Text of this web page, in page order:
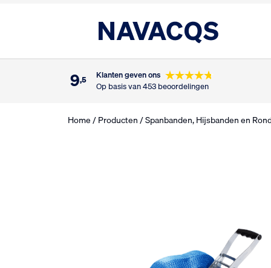
9,5
Klanten geven ons
Op basis van 453 beoordelingen
Home/Producten/Spanbanden, Hijsbanden en